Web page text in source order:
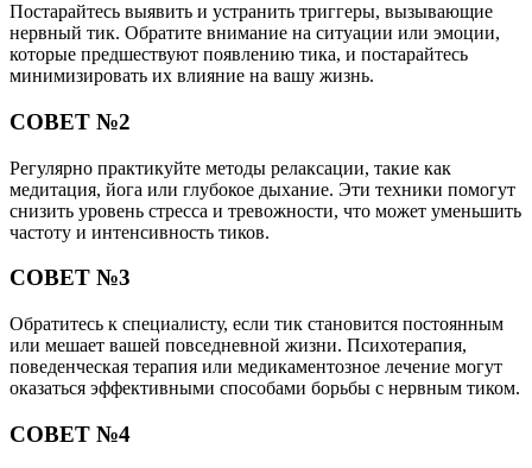
Постарайтесь выявить и устранить триггеры, вызывающие
нервный тик. Обратите внимание на ситуации или эмоции,
которые предшествуют появлению тика, и постарайтесь
минимизировать их влияние на вашу жизнь.
СОВЕТ №2
Регулярно практикуйте методы релаксации, такие как
медитация, йога или глубокое дыхание. Эти техники помогут
снизить уровень стресса и тревожности, что может уменьшить
частоту и интенсивность тиков.
СОВЕТ №3
Обратитесь к специалисту, если тик становится постоянным
или мешает вашей повседневной жизни. Психотерапия,
поведенческая терапия или медикаментозное лечение могут
оказаться эффективными способами борьбы с нервным тиком.
СОВЕТ №4